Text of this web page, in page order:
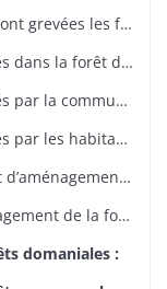
Cantonnement des droits d’usage dont sont grevées les forêts domaniales situées sur les bans de Lautenbach et Linthal
Cantonnement des droits d’usage exercés dans la forêt domaniale de Lautenbach
Cantonnement des droits d’usage exercés par la commune et la scierie de Linthal dans la forêt domaniale de Linthal prévôtale
Cantonnement des droits d’usage exercés par les habitants d’Appenwihr et Wolfgantzen dans la forêt domaniale du Kastenwald
Procès-verbal de délimitation partielle et d’aménagement de la forêt domaniale de Riquewihr
Procès-verbal de délimitation et d’aménagement de la forêt domaniale de Ribeauvillé
domaniales :